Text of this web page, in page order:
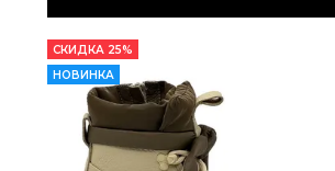
СКИДКА 25%
НОВИНКА